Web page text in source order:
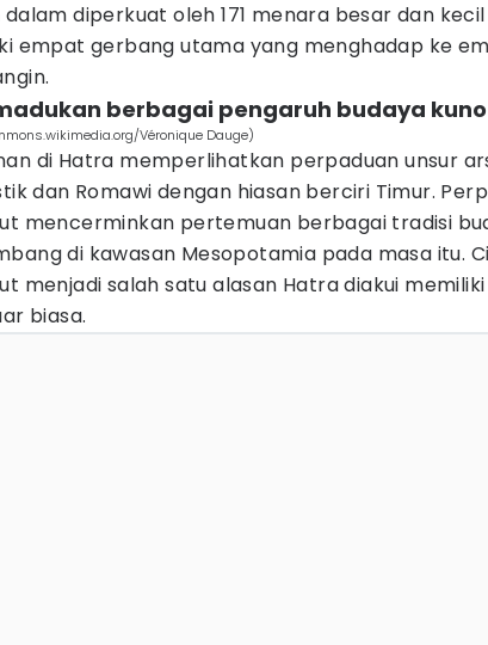
dalam diperkuat oleh 171 menara besar dan
empat gerbang utama yang menghadap ke
berbagai pengaruh budaya kuno
Véronique Dauge)
di Hatra memperlihatkan perpaduan unsur
dan Romawi dengan hiasan berciri Timur.
mencerminkan pertemuan berbagai tradisi
di kawasan Mesopotamia pada masa itu.
menjadi salah satu alasan Hatra diakui
biasa.